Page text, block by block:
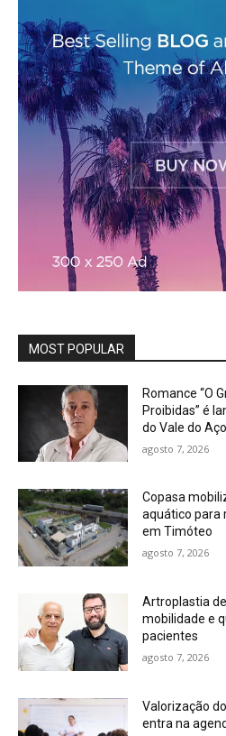
MOST POPULAR
Romance “O
Proibidas” é
do Vale do Aço
agosto 7, 2026
Copasa
aquático para
em Timóteo
agosto 7, 2026
Artroplastia
mobilidade e
pacientes
agosto 7, 2026
Valorização
entra na